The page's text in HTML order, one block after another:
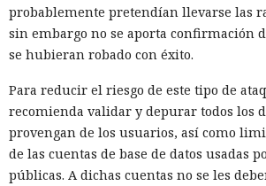
probablemente pretendían llevarse las
sin embargo no se aporta confirmación
se hubieran robado con éxito.
Para reducir el riesgo de este tipo de
recomienda validar y depurar todos los
provengan de los usuarios, así como
de las cuentas de base de datos usadas
públicas. A dichas cuentas no se les